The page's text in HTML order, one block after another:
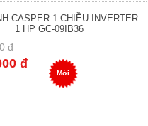
CASPER 1 CHIỀU INVERTER
1 HP GC-09IB36
đ
đ
Mới